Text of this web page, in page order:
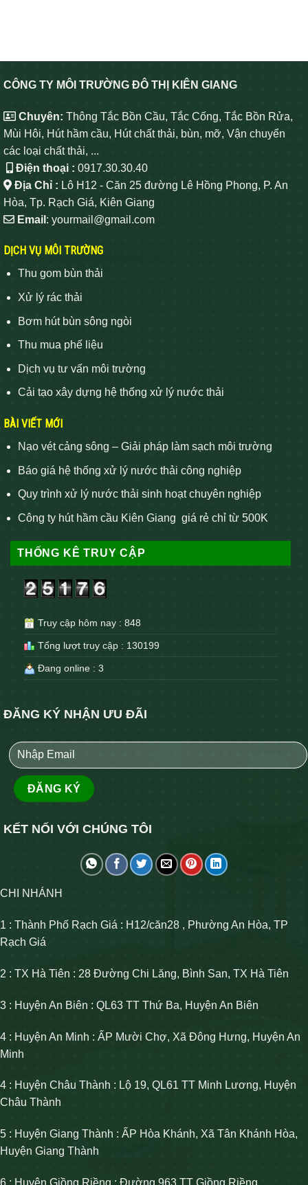
CÔNG TY MÔI TRƯỜNG ĐÔ THỊ KIÊN GIANG
Chuyên: Thông Tắc Bồn Cầu, Tắc Cống, Tắc Bồn Rửa,
Mùi Hôi, Hút hầm cầu, Hút chất thải, bùn, mỡ, Vận chuyển
các loại chất thải, ...
Điện thoại : 0917.30.30.40
Địa Chỉ : Lô H12 - Căn 25 đường Lê Hồng Phong, P. An
Hòa, Tp. Rạch Giá, Kiên Giang
Email : yourmail@gmail.com
DỊCH VỤ MÔI TRƯỜNG
Thu gom bùn thải
Xử lý rác thải
Bơm hút bùn sông ngòi
Thu mua phế liệu
Dịch vụ tư vấn môi trường
Cải tạo xây dựng hệ thống xử lý nước thải
BÀI VIẾT MỚI
Nạo vét cảng sông – Giải pháp làm sạch môi trường
Báo giá hệ thống xử lý nước thải công nghiệp
Quy trình xử lý nước thải sinh hoạt chuyên nghiệp
Công ty hút hầm cầu Kiên Giang giá rẻ chỉ từ 500K
THỐNG KÊ TRUY CẬP
Truy cập hôm nay : 848
Tổng lượt truy cập : 130199
Đang online : 3
ĐĂNG KÝ NHẬN ƯU ĐÃI
KẾT NỐI VỚI CHÚNG TÔI
CHI NHÁNH
1 : Thành Phố Rạch Giá : H12/căn28 , Phường An Hòa, TP
Rạch Giá
2 : TX Hà Tiên : 28 Đường Chi Lăng, Bình San, TX Hà Tiên
3 : Huyện An Biên : QL63 TT Thứ Ba, Huyện An Biên
4 : Huyện An Minh : ẤP Mười Chợ, Xã Đông Hưng, Huyện An
Minh
4 : Huyện Châu Thành : Lộ 19, QL61 TT Minh Lương, Huyện
Châu Thành
5 : Huyện Giang Thành : ẤP Hòa Khánh, Xã Tân Khánh Hòa,
Huyện Giang Thành
6 : Huyện Giồng Riềng : Đường 963 TT Giồng Riềng